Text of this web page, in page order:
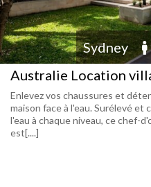
Sydney
Australie Location
Enlevez vos chaussures et
maison face à l'eau. Surélevé et
l'eau à chaque niveau, ce chef-
est[....]